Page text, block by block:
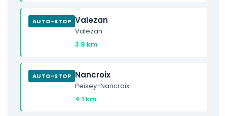
AUTO-STOP Valezan
Valezan
3.9 km
AUTO-STOP Nancroix
Peisey-Nancroix
4.1 km